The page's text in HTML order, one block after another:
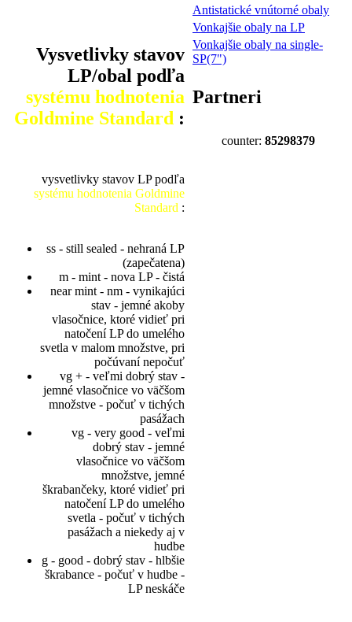
Vysvetlivky stavov
LP/obal podľa
systému hodnotenia
Goldmine Standard :
vysvetlivky stavov LP podľa
systému hodnotenia Goldmine
Standard :
ss - still sealed - nehraná LP
(zapečatena)
m - mint - nova LP - čistá
near mint - nm - vynikajúci
stav - jemné akoby
vlasočnice, ktoré vidieť pri
natočení LP do umelého
svetla v malom množstve, pri
počúvaní nepočuť
vg + - veľmi dobrý stav -
jemné vlasočnice vo väčšom
množstve - počuť v tichých
pasážach
vg - very good - veľmi
dobrý stav - jemné
vlasočnice vo väčšom
množstve, jemné
škrabančeky, ktoré vidieť pri
natočení LP do umelého
svetla - počuť v tichých
pasážach a niekedy aj v
hudbe
g - good - dobrý stav - hlbšie
škrabance - počuť v hudbe -
LP neskáče
Antistatické vnútorné obaly
Vonkajšie obaly na LP
Vonkajšie obaly na single-
SP(7")
Partneri
counter: 85298379